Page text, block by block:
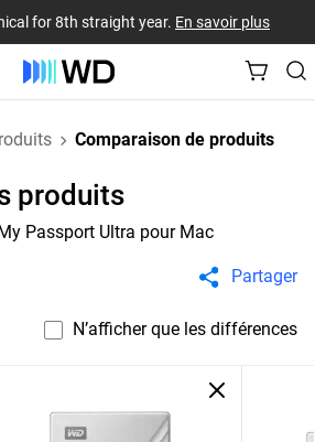
for 8th straight year. En savoir plus
Comparaison de produits
produits
Passport Ultra pour Mac
Partager
N’afficher que les différences